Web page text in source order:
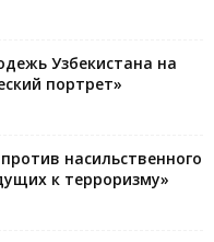
Узбекистана на
портрет»
насильственного
к терроризму»